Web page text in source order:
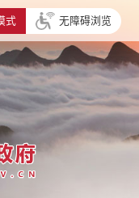
式 无障碍浏览